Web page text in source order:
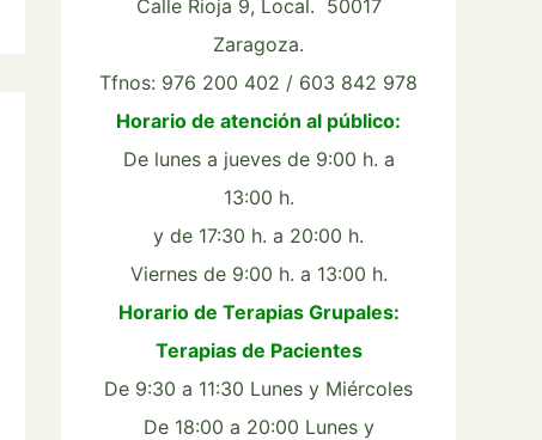
Calle Rioja 9, Local. 50017
Zaragoza.
Tfnos: 976 200 402 / 603 842 978
Horario de atención al público:
De lunes a jueves de 9:00 h. a
13:00 h.
y de 17:30 h. a 20:00 h.
Viernes de 9:00 h. a 13:00 h.
Horario de Terapias Grupales:
Terapias de Pacientes
De 9:30 a 11:30 Lunes y Miércoles
De 18:00 a 20:00 Lunes y